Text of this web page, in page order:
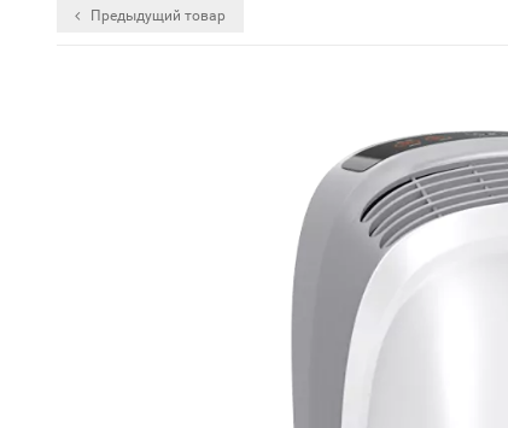
Предыдущий товар